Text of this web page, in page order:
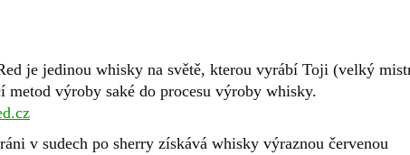
je jedinou whisky na světě, kterou vyrábí Toji (velký
metod výroby saké do procesu výroby whisky.
v sudech po sherry získává whisky výraznou červenou